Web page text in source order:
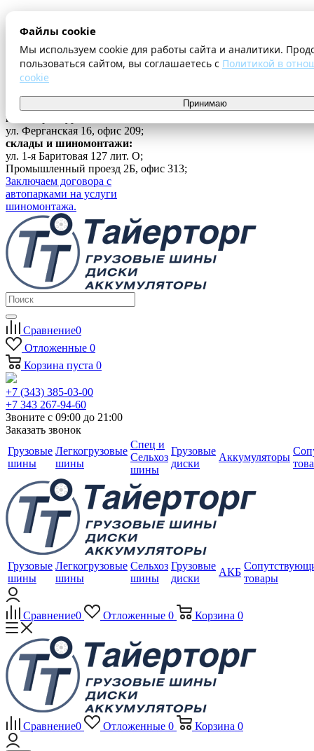
Файлы cookie
Мы используем cookie для работы сайта и аналитики.
пользоваться сайтом, вы соглашаетесь с Политикой в
cookie
Принимаю
Оплата и доставка
Шиномонтаж
Контакты
...
г. Екатеринбург
ул. Ферганская 16, офис 209;
склады и шиномонтажи:
ул. 1-я Баритовая 127 лит. О;
Промышленный проезд 2Б, офис 313;
Заключаем договора с
автопарками на услуги
шиномонтажа.
Сравнение0
Отложенные 0
Корзина пуста 0
+7 (343) 385-03-00
+7 343 267-94-60
Звоните с 09:00 до 21:00
Заказать звонок
Грузовые
шины
Легкогрузовые
шины
Спец и
Сельхоз
шины
Грузовые
диски
Аккумуляторы
Грузовые
шины
Легкогрузовые
шины
Сельхоз
шины
Грузовые
диски
АКБ
товары
Сравнение0 Отложенные 0 Корзина 0
Сравнение0 Отложенные 0 Корзина 0